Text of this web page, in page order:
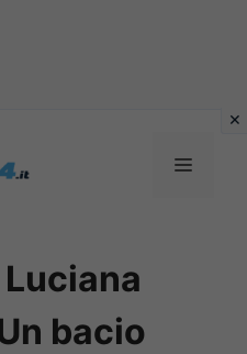
MENU
bacio